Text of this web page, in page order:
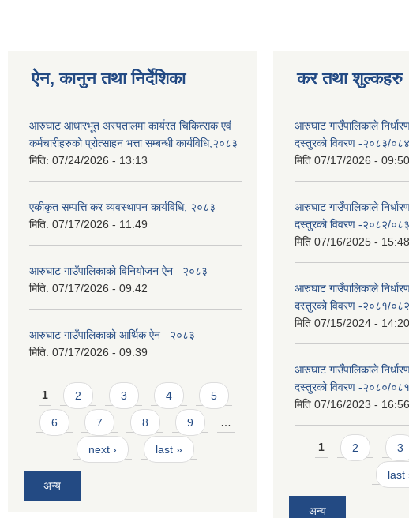
ऐन, कानुन तथा निर्देशिका
आरुघाट आधारभूत अस्पतालमा कार्यरत चिकित्सक एवं
कर्मचारीहरुको प्रोत्साहन भत्ता सम्बन्धी कार्यविधि,२०८३
मिति: 07/24/2026 - 13:13
एकीकृत सम्पत्ति कर व्यवस्थापन कार्यविधि, २०८३
मिति: 07/17/2026 - 11:49
आरुघाट गाउँपालिकाको विनियोजन ऐन –२०८३
मिति: 07/17/2026 - 09:42
आरुघाट गाउँपालिकाको आर्थिक ऐन –२०८३
मिति: 07/17/2026 - 09:39
Pages
1 2 3 4 5
6 7 8 9 …
next › last »
अन्य
कर तथा शुल्कहरु
आरुघाट गाउँपालिकाले
दस्तुरको विवरण -२०८३/०८४
मिति 07/17/2026 - 09:50
आरुघाट गाउँपालिकाले
दस्तुरको विवरण -२०८२/०८३
मिति 07/16/2025 - 15:48
आरुघाट गाउँपालिकाले
दस्तुरको विवरण -२०८१/०८२
मिति 07/15/2024 - 14:20
आरुघाट गाउँपालिकाले
दस्तुरको विवरण -२०८०/०८१
मिति 07/16/2023 - 16:56
Pages
1 2 3
last
अन्य